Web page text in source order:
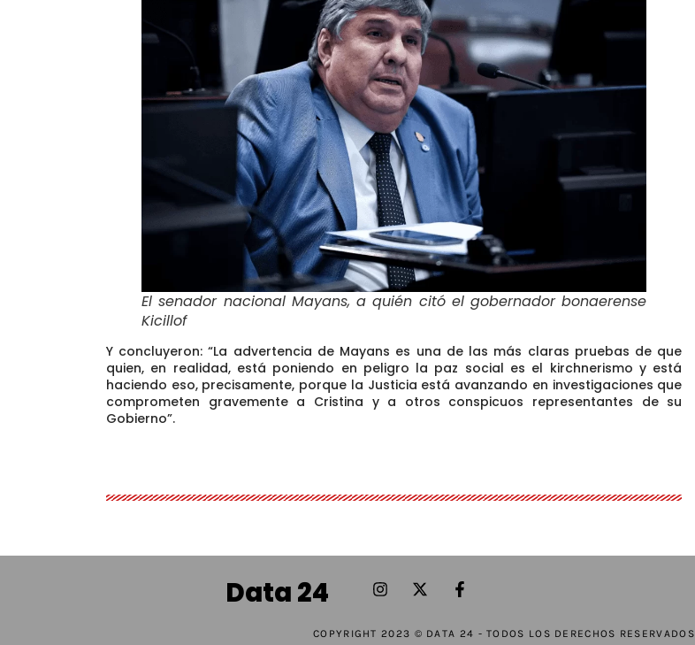
El senador nacional Mayans, a quién citó el gobernador bonaerense
Kicillof
Y concluyeron: “La advertencia de Mayans es una de las más claras pruebas de que
quien, en realidad, está poniendo en peligro la paz social es el kirchnerismo y está
haciendo eso, precisamente, porque la Justicia está avanzando en investigaciones que
comprometen gravemente a Cristina y a otros conspicuos representantes de su
Gobierno”.
Data 24
COPYRIGHT 2023 © DATA 24 - TODOS LOS DERECHOS RESERVADOS